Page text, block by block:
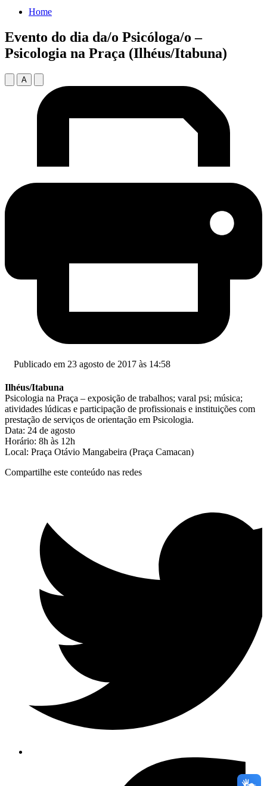
Home
Evento do dia da/o Psicóloga/o –
Psicologia na Praça (Ilhéus/Itabuna)
A
Publicado em 23 agosto de 2017 às 14:58
Ilhéus/Itabuna
Psicologia na Praça – exposição de trabalhos; varal psi; música;
atividades lúdicas e participação de profissionais e instituições com
prestação de serviços de orientação em Psicologia.
Data: 24 de agosto
Horário: 8h às 12h
Local: Praça Otávio Mangabeira (Praça Camacan)
Compartilhe este conteúdo nas redes